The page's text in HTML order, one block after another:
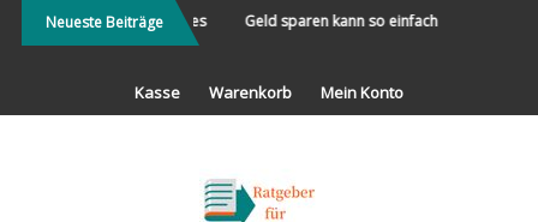
Direkt
zum
Neueste Beiträge
Welt bereisen und Neues Geld sparen kann so einfach sein
Kasse Warenkorb Mein Konto